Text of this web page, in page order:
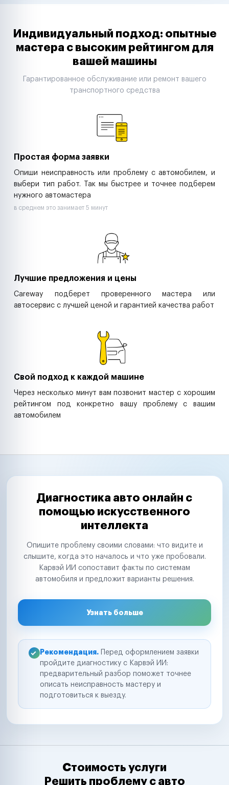
Таксопарки
Автодилеры
Строительные компании
Аренда спецтехники
Индивидуальный подход: опытные
мастера с высоким рейтингом для
вашей машины
Гарантированное обслуживание или ремонт вашего
транспортного средства
Простая форма заявки
Опиши неисправность или проблему с автомобилем, и
выбери тип работ. Так мы быстрее и точнее подберем
нужного автомастера
в среднем это занимает 5 минут
Лучшие предложения и цены
Careway подберет проверенного мастера или
автосервис с лучшей ценой и гарантией качества работ
Свой подход к каждой машине
Через несколько минут вам позвонит мастер с хорошим
рейтингом под конкретно вашу проблему с вашим
автомобилем
Диагностика авто онлайн с
помощью искусственного
интеллекта
Опишите проблему своими словами: что видите и
слышите, когда это началось и что уже пробовали.
Карвэй ИИ сопоставит факты по системам
автомобиля и предложит варианты решения.
Узнать больше
Рекомендация. Перед оформлением заявки
пройдите диагностику с Карвэй ИИ:
предварительный разбор поможет точнее
описать неисправность мастеру и
подготовиться к выезду.
Стоимость услуги
Решить проблему с авто